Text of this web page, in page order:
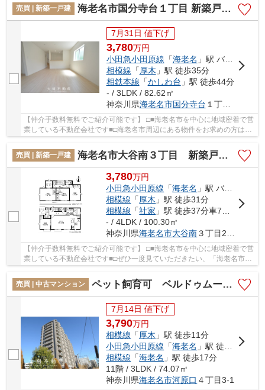
売買 | 新築一戸建
海老名市国分寺台１丁目 新築戸建て 全2棟【仲介手数料無料】
7月31日 値下げ
3,780万円
小田急小田原線 「海老名 」駅 バス6分 「国分寺台第4」 停歩1分
相模線 「厚木 」駅 徒歩35分
相鉄本線 「かしわ台 」駅 徒歩44分
- / 3LDK / 82.62㎡
神奈川県海老名市国分寺台 １丁目17-30
【仲介手数料無料でご紹介可能です】 □■海老名市を中心に地域密着で営
業している不動産会社です■□海老名市周辺にある物件をお求めの方は
売買 | 新築一戸建
海老名市大谷南３丁目 新築戸建て 全１棟【仲介手数料無料】
3,780万円
小田急小田原線 「海老名 」駅 バス13分 「坂下」 停歩5分
相模線 「厚木 」駅 徒歩31分
相模線 「社家 」駅 徒歩37分車7分 3.1km
- / 4LDK / 100.30㎡
神奈川県海老名市大谷南３丁目29-36
【仲介手数料無料でご紹介可能です】 □■海老名市を中心に地域密着で営
業している不動産会社です■□ぜひ一度見ていただきたい、「海老名市大
売買 | 中古マンション
ペット飼育可 ベルドゥムール海老名弐番館11階３LDKリフォーム済み【仲介手数料無料】
7月14日 値下げ
3,790万円
相模線 「厚木 」駅 徒歩11分
小田急小田原線 「海老名 」駅 徒歩17分
相模線 「海老名 」駅 徒歩17分
11階 / 3LDK / 74.07㎡
神奈川県海老名市河原口 ４丁目3-1